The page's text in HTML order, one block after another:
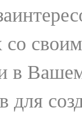
со
в
для